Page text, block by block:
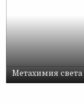
Метахимия света